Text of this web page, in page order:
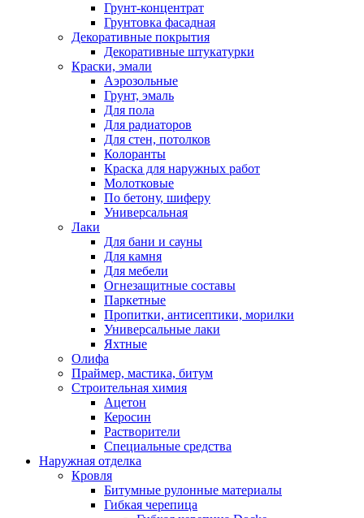
Грунт-концентрат
Грунтовка фасадная
Декоративные покрытия
Декоративные штукатурки
Краски, эмали
Аэрозольные
Грунт, эмаль
Для пола
Для радиаторов
Для стен, потолков
Колоранты
Краска для наружных работ
Молотковые
По бетону, шиферу
Универсальная
Лаки
Для бани и сауны
Для камня
Для мебели
Огнезащитные составы
Паркетные
Пропитки, антисептики, морилки
Универсальные лаки
Яхтные
Олифа
Праймер, мастика, битум
Строительная химия
Ацетон
Керосин
Растворители
Специальные средства
Наружная отделка
Кровля
Битумные рулонные материалы
Гибкая черепица